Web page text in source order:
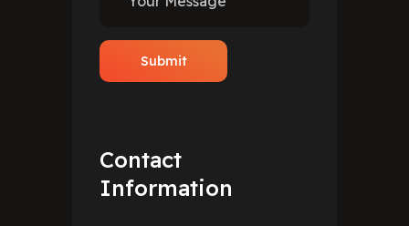
Contact
Information